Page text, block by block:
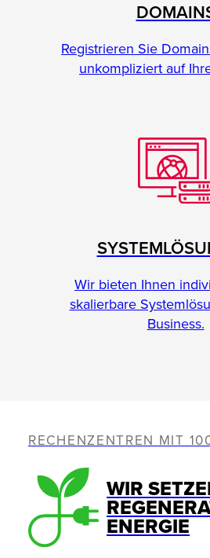
Registrieren Sie
unkompliziert auf
Wir bieten Ihnen
skalierbare
Business.
RECHENZENTREN MIT
WIR
ENERGIE